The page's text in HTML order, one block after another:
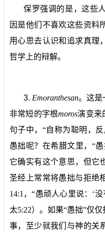
保罗强调的是，这些
因是他们不喜欢这些资料
用心思去认识和追求真理
哲学上的辩解。
3. Emoranthesan。 这是
非常短的字根moros演变来
句子中，“自称为聪明，
愚拙呢？在希腊文里，“
它确实有这个意思，但它
圣经上常常将愚拙与拒绝
14:1 ，“愚顽人心里说：‘
太5:22）。如果“愚拙”仅
事，至少就我们与神的关